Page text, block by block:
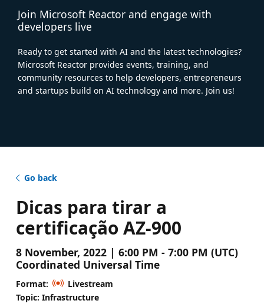
Join Microsoft Reactor and engage with
developers live
Ready to get started with AI and the latest technologies?
Microsoft Reactor provides events, training, and
community resources to help developers, entrepreneurs
and startups build on AI technology and more. Join us!
Go back
Dicas para tirar a
certificação AZ-900
8 November, 2022 | 6:00 PM - 7:00 PM (UTC)
Coordinated Universal Time
Format:
Livestream
Topic: Infrastructure